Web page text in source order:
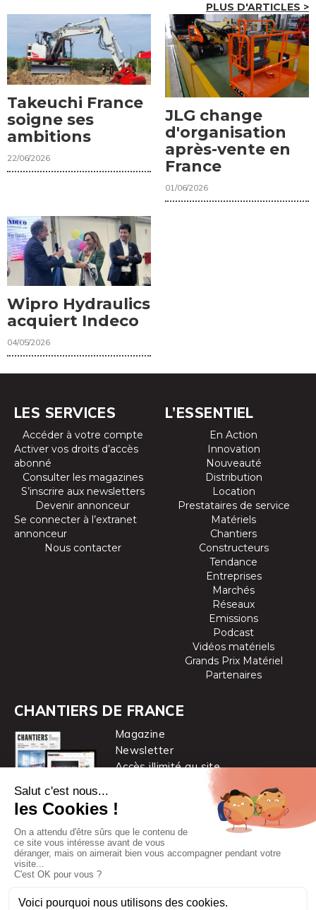
PLUS D'ARTICLES >
Takeuchi France
soigne ses
ambitions
22/06/2026
JLG change
d'organisation
après-vente en
France
01/06/2026
Wipro Hydraulics
acquiert Indeco
04/05/2026
LES SERVICES
Accéder à votre compte
Activer vos droits d’accès
abonné
Consulter les magazines
S’inscrire aux newsletters
Devenir annonceur
Se connecter à l’extranet
annonceur
Nous contacter
L’ESSENTIEL
En Action
Innovation
Nouveauté
Distribution
Location
Prestataires de service
Matériels
Chantiers
Constructeurs
Tendance
Entreprises
Marchés
Réseaux
Emissions
Podcast
Vidéos matériels
Grands Prix Matériel
Partenaires
CHANTIERS DE FRANCE
Magazine
Newsletter
Accès illimité au site
Chantiers de France est une marque